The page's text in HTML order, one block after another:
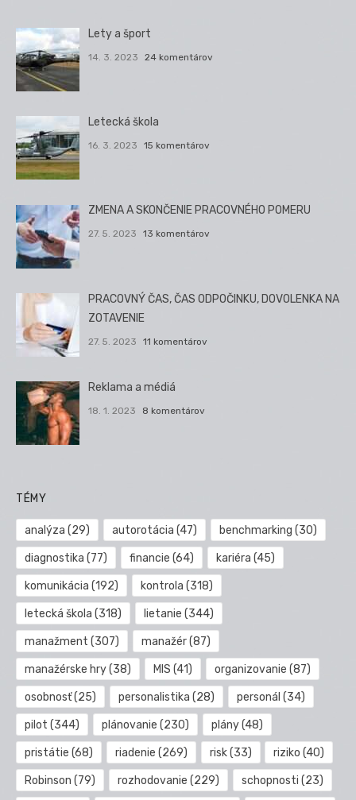
Lety a šport
14. 3. 2023 24 komentárov
Letecká škola
16. 3. 2023 15 komentárov
ZMENA A SKONČENIE PRACOVNÉHO POMERU
27. 5. 2023 13 komentárov
PRACOVNÝ ČAS, ČAS ODPOČINKU, DOVOLENKA NA
ZOTAVENIE
27. 5. 2023 11 komentárov
Reklama a médiá
18. 1. 2023 8 komentárov
TÉMY
analýza (29) autorotácia (47) benchmarking (30)
diagnostika (77) financie (64) kariéra (45)
komunikácia (192) kontrola (318)
letecká škola (318) lietanie (344)
manažment (307) manažér(87)
manažérske hry(38) MIS (41) organizovanie (87)
osobnosť(25) personalistika (28) personál (34)
pilot (344) plánovanie (230) plány(48)
pristátie (68) riadenie (269) risk(33) riziko (40)
Robinson (79) rozhodovanie (229) schopnosti (23)